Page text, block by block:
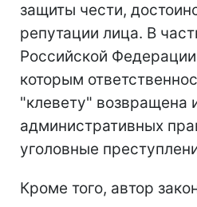
защиты чести,
репутации лица. В
Российской Федерации
которым
"клевету" возвращена
административных
уголовные
Кроме того, автор